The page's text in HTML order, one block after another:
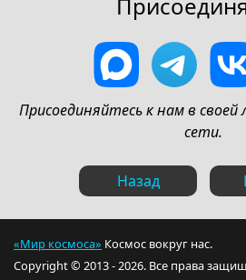
Присоединяйтесь к нам в
сети.
Назад
«Мир космоса» Космос вокруг нас.
Copyright © 2013 - 2026. Все права